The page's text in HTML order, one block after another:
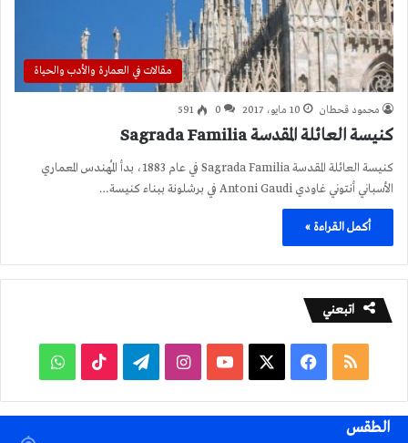
مقالات في العمارة والأدب والحياة
محمود قحطان 10 مايو، 2017 0
591
كنيسة العائلة المقدسة Sagrada Familia
كنيسة العائلة المقدسة Sagrada Familia في عام 1883، بدأ المُهندس المعماري
الأسباني أنتوني غاودي Antoni Gaudi في برشلونة ببناء كنيسة…
أكمل القراءة »
اتبعني
ملخص
الموقع
فيسبوك ‫YouTubeانستقرامتيلقرام ‫TikTokواتساب
الطقس